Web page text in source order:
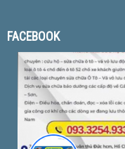
FACEBOOK